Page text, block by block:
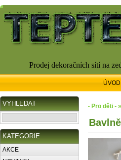
Prodej dekoračních sítí na
ÚVOD
VYHLEDAT
KATEGORIE
AKCE
- Pro děti -